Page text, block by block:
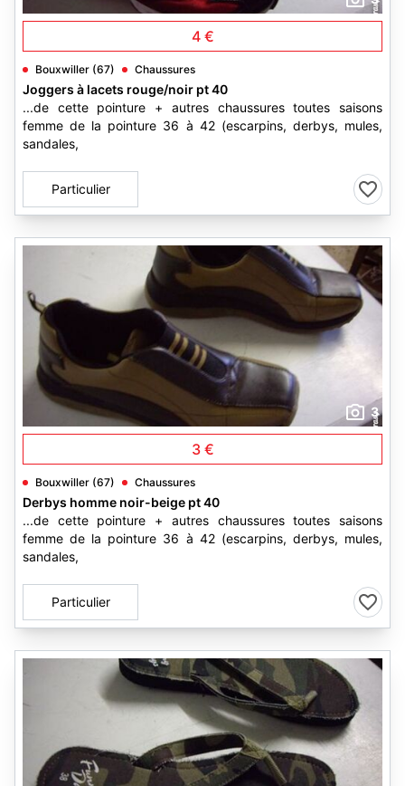
4 €
Bouxwiller (67) Chaussures
Joggers à lacets rouge/noir pt 40
...de cette pointure + autres chaussures toutes saisons
femme de la pointure 36 à 42 (escarpins, derbys, mules,
sandales,
Particulier
3
3 €
Bouxwiller (67) Chaussures
Derbys homme noir-beige pt 40
...de cette pointure + autres chaussures toutes saisons
femme de la pointure 36 à 42 (escarpins, derbys, mules,
sandales,
Particulier